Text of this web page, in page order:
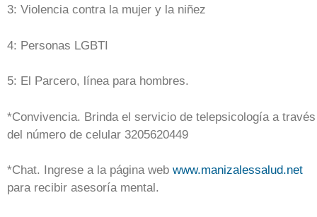
3: Violencia contra la mujer y la niñez
4: Personas LGBTI
5: El Parcero, línea para hombres.
*Convivencia. Brinda el servicio de telepsicología a través
del número de celular 3205620449
*Chat. Ingrese a la página web www.manizalessalud.net
para recibir asesoría mental.